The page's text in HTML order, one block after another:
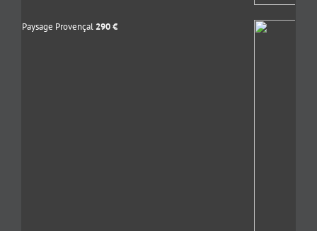
Paysage Provençal 290€